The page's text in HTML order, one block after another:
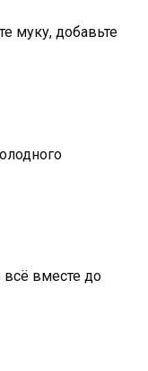
муку, добавьте
вместе до